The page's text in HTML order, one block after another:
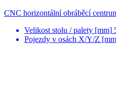
CNC horizontální obráběcí
Velikost stolu / palety [mm]
Pojezdy v osách X/Y/Z